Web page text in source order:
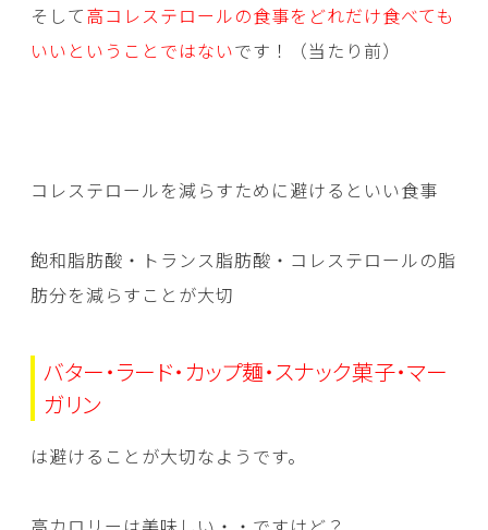
そして高コレステロールの食事をどれだけ食べても
いいということではないです！（当たり前）
コレステロールを減らすために避けるといい食事
飽和脂肪酸・トランス脂肪酸・コレステロールの脂
肪分を減らすことが大切
バター・ラード・カップ麺・スナック菓子・マー
ガリン
は避けることが大切なようです。